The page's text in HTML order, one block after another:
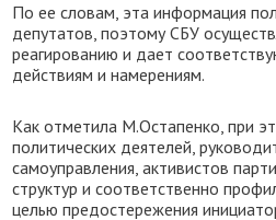
По ее словам, эта информация
депутатов, поэтому СБУ
реагированию и дает
действиям и намерениям.
Как отметила М.Остапенко, при
политических деятелей,
самоуправления, активистов
структур и соответственно
целью предостережения